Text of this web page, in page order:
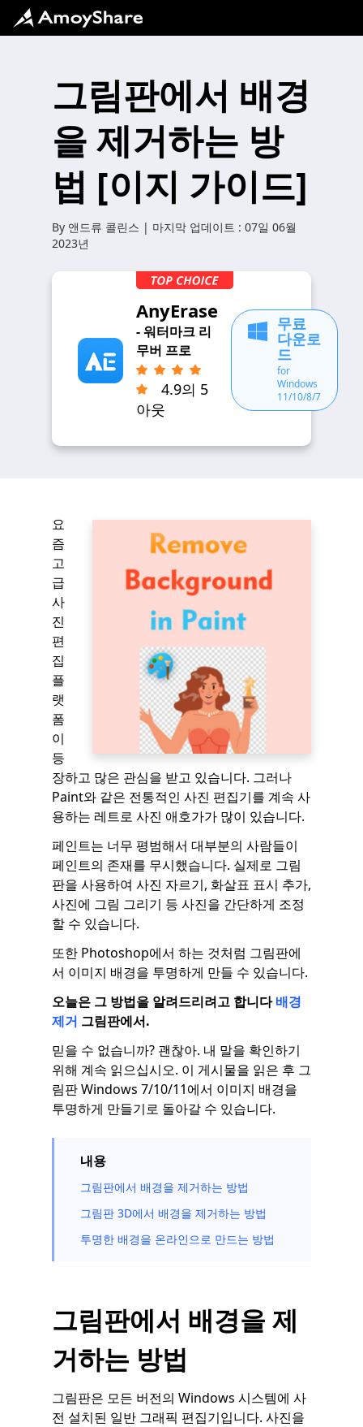
그림판에서 배경
을 제거하는 방
법 [이지 가이드]
By 앤드류 콜린스 | 마지막 업데이트 : 07일 06월
2023년
AnyErase
- 워터마크 리
무버 프로
4.9의 5
아웃
무료
다운로
드
for
Windows
11/10/8/7
요
즘
고
급
사
진
편
집
플
랫
폼
이
등
장하고 많은 관심을 받고 있습니다. 그러나
Paint와 같은 전통적인 사진 편집기를 계속 사
용하는 레트로 사진 애호가가 많이 있습니다.
페인트는 너무 평범해서 대부분의 사람들이
페인트의 존재를 무시했습니다. 실제로 그림
판을 사용하여 사진 자르기, 화살표 표시 추가,
사진에 그림 그리기 등 사진을 간단하게 조정
할 수 있습니다.
또한 Photoshop에서 하는 것처럼 그림판에
서 이미지 배경을 투명하게 만들 수 있습니다.
오늘은 그 방법을 알려드리려고 합니다배경
제거 그림판에서.
믿을 수 없습니까? 괜찮아. 내 말을 확인하기
위해 계속 읽으십시오. 이 게시물을 읽은 후 그
림판 Windows 7/10/11에서 이미지 배경을
투명하게 만들기로 돌아갈 수 있습니다.
내용
그림판에서 배경을 제거하는 방법
그림판 3D에서 배경을 제거하는 방법
투명한 배경을 온라인으로 만드는 방법
그림판에서 배경을 제
거하는 방법
그림판은 모든 버전의 Windows 시스템에 사
전 설치된 일반 그래픽 편집기입니다. 사진을